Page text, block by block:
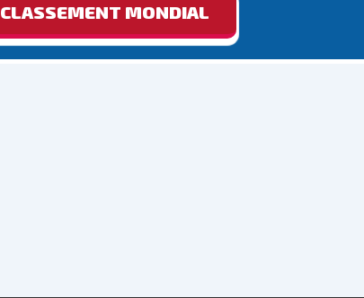
CLASSEMENT MONDIAL